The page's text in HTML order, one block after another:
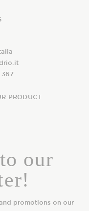
367
PRODUCT
our
promotions on our